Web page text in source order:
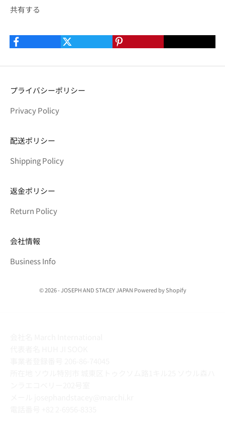
共有する
プライバシーポリシー
Privacy Policy
配送ポリシー
Shipping Policy
返金ポリシー
Return Policy
会社情報
Business Info
© 2026 - JOSEPH AND STACEY JAPAN Powered by Shopify